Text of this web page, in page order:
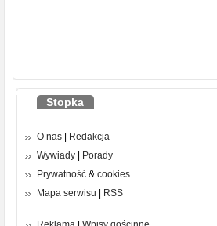
Stopka
O nas | Redakcja
Wywiady | Porady
Prywatność & cookies
Mapa serwisu | RSS